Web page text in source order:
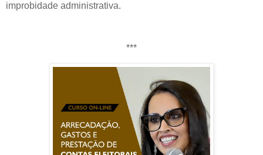
improbidade administrativa.
***